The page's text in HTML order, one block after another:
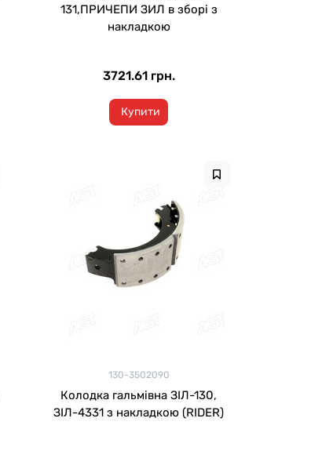
131,ПРИЧЕПИ ЗИЛ в зборі з
накладкою
3721.61 грн.
Купити
130-3502090
Колодка гальмівна ЗІЛ-130,
ЗІЛ-4331 з накладкою (RIDER)